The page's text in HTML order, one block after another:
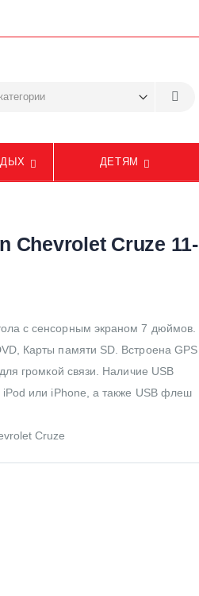
ДЕТЯМ
Chevrolet Cruze 11-
с сенсорным экраном 7 дюймов.
Карты памяти SD. Встроена GPS
громкой связи. Наличие USB
iPod или iPhone, а также USB флеш
Cruze